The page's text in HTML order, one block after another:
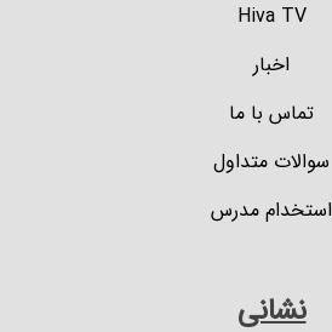
Hiva TV
اخبار
تماس با ما
سوالات متداول
استخدام مدرس
نشانی